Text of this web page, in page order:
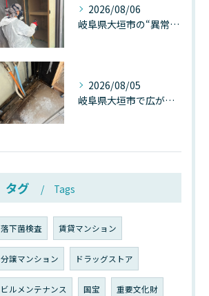
2026/08/06
岐阜県大垣市の“異常に高い気温”が建物内部を腐らせる──深層カビが爆発的に増える本当の理由
2026/08/05
岐阜県大垣市で広がる“深層カビ汚染”──なぜ除カビが必要なのか、建物内部で起きている見えない危機
タグ Tags
落下菌検査 賃貸マンション
分譲マンション ドラッグストア
ビルメンテナンス 国宝 重要文化財